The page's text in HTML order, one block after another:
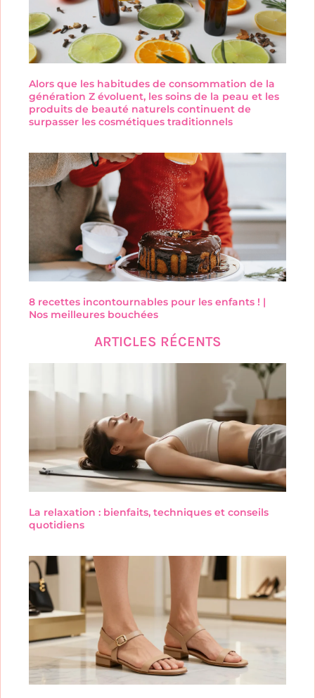
Alors que les habitudes de consommation de la
génération Z évoluent, les soins de la peau et les
produits de beauté naturels continuent de
surpasser les cosmétiques traditionnels
8 recettes incontournables pour les enfants ! |
Nos meilleures bouchées
ARTICLES RÉCENTS
La relaxation : bienfaits, techniques et conseils
quotidiens